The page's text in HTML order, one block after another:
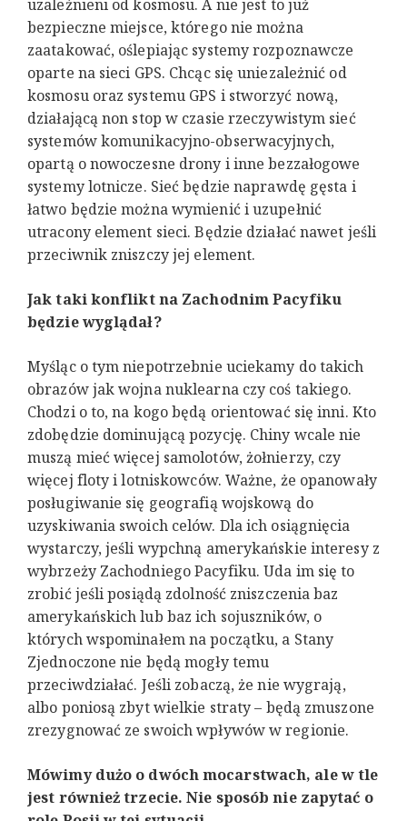
uzależnieni od kosmosu. A nie jest to już
bezpieczne miejsce, którego nie można
zaatakować, oślepiając systemy rozpoznawcze
oparte na sieci GPS. Chcąc się uniezależnić od
kosmosu oraz systemu GPS i stworzyć nową,
działającą non stop w czasie rzeczywistym sieć
systemów komunikacyjno-obserwacyjnych,
opartą o nowoczesne drony i inne bezzałogowe
systemy lotnicze. Sieć będzie naprawdę gęsta i
łatwo będzie można wymienić i uzupełnić
utracony element sieci. Będzie działać nawet jeśli
przeciwnik zniszczy jej element.
Jak taki konflikt na Zachodnim Pacyfiku
będzie wyglądał?
Myśląc o tym niepotrzebnie uciekamy do takich
obrazów jak wojna nuklearna czy coś takiego.
Chodzi o to, na kogo będą orientować się inni. Kto
zdobędzie dominującą pozycję. Chiny wcale nie
muszą mieć więcej samolotów, żołnierzy, czy
więcej floty i lotniskowców. Ważne, że opanowały
posługiwanie się geografią wojskową do
uzyskiwania swoich celów. Dla ich osiągnięcia
wystarczy, jeśli wypchną amerykańskie interesy z
wybrzeży Zachodniego Pacyfiku. Uda im się to
zrobić jeśli posiądą zdolność zniszczenia baz
amerykańskich lub baz ich sojuszników, o
których wspominałem na początku, a Stany
Zjednoczone nie będą mogły temu
przeciwdziałać. Jeśli zobaczą, że nie wygrają,
albo poniosą zbyt wielkie straty – będą zmuszone
zrezygnować ze swoich wpływów w regionie.
Mówimy dużo o dwóch mocarstwach, ale w tle
jest również trzecie. Nie sposób nie zapytać o